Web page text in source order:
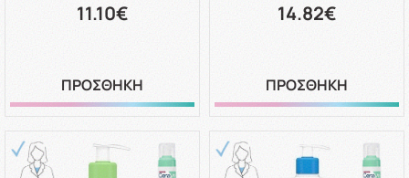
11.10€
ΠΡΟΣΘΗΚΗ
14.82€
ΠΡΟΣΘΗΚΗ